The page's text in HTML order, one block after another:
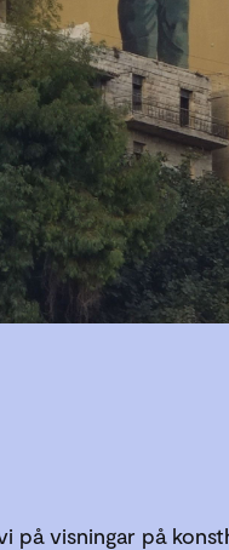
på visningar på